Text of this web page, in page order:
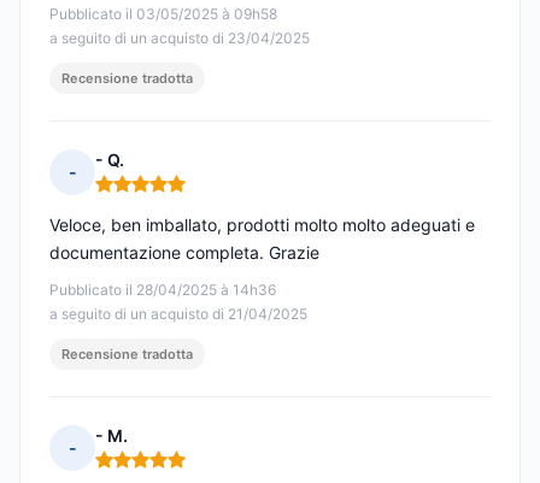
Pubblicato il 03/05/2025 à 09h58
a seguito di un acquisto di 23/04/2025
Recensione tradotta
-
- Q.
Nota: 5 su 5
Pubblicato il 28/04/2025 à 14h36
a seguito di un acquisto di 21/04/2025
Veloce, ben imballato, prodotti molto molto adeguati e
documentazione completa. Grazie
Recensione tradotta
-
- M.
Nota: 5 su 5